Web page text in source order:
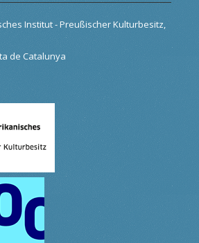
Institut - Preußischer Kulturbesitz,
de Catalunya